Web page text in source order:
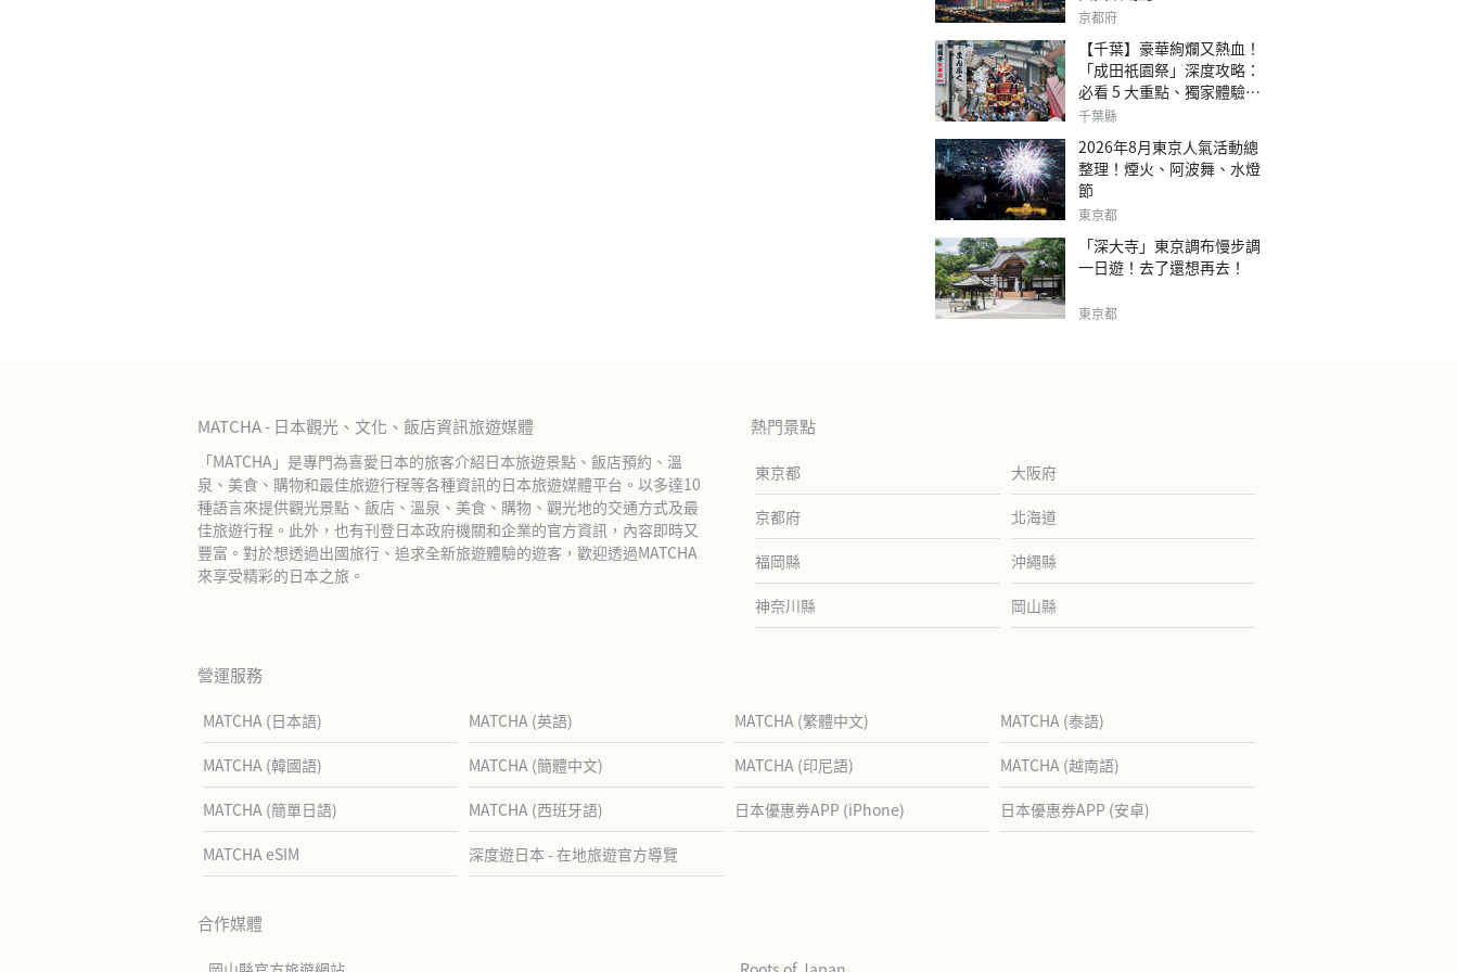
京都府
【千葉】豪華絢爛又熱血！
「成田祇園祭」深度攻略：
必看 5 大重點、獨家體驗指
南
千葉縣
2026年8月東京人氣活動總
整理！煙火、阿波舞、水燈
節
東京都
「深大寺」東京調布慢步調
一日遊！去了還想再去！
東京都
MATCHA - 日本觀光、文化、飯店資訊旅遊媒體
「MATCHA」是專門為喜愛日本的旅客介紹日本旅遊景點、飯店預約、溫
泉、美食、購物和最佳旅遊行程等各種資訊的日本旅遊媒體平台。以多達10
種語言來提供觀光景點、飯店、溫泉、美食、購物、觀光地的交通方式及最
佳旅遊行程。此外，也有刊登日本政府機關和企業的官方資訊，內容即時又
豐富。對於想透過出國旅行、追求全新旅遊體驗的遊客，歡迎透過MATCHA
來享受精彩的日本之旅。
熱門景點
東京都 大阪府
京都府 北海道
福岡縣 沖繩縣
神奈川縣 岡山縣
營運服務
MATCHA (日本語) MATCHA (英語) MATCHA (繁體中文) MATCHA (泰語)
MATCHA (韓國語) MATCHA (簡體中文) MATCHA (印尼語) MATCHA (越南語)
MATCHA (簡單日語) MATCHA (西班牙語) 日本優惠券APP (iPhone) 日本優惠券APP (安卓)
MATCHA eSIM 深度遊日本 - 在地旅遊官方導覽
合作媒體